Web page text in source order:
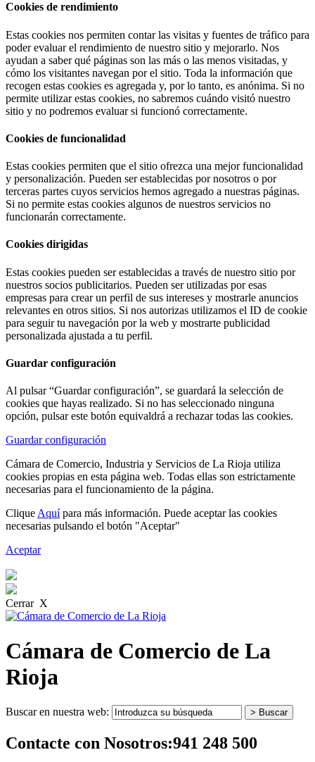
Cookies de rendimiento
Estas cookies nos permiten contar las visitas y fuentes de tráfico para
poder evaluar el rendimiento de nuestro sitio y mejorarlo. Nos
ayudan a saber qué páginas son las más o las menos visitadas, y
cómo los visitantes navegan por el sitio. Toda la información que
recogen estas cookies es agregada y, por lo tanto, es anónima. Si no
permite utilizar estas cookies, no sabremos cuándo visitó nuestro
sitio y no podremos evaluar si funcionó correctamente.
Cookies de funcionalidad
Estas cookies permiten que el sitio ofrezca una mejor funcionalidad
y personalización. Pueden ser establecidas por nosotros o por
terceras partes cuyos servicios hemos agregado a nuestras páginas.
Si no permite estas cookies algunos de nuestros servicios no
funcionarán correctamente.
Cookies dirigidas
Estas cookies pueden ser establecidas a través de nuestro sitio por
nuestros socios publicitarios. Pueden ser utilizadas por esas
empresas para crear un perfil de sus intereses y mostrarle anuncios
relevantes en otros sitios. Si nos autorizas utilizamos el ID de cookie
para seguir tu navegación por la web y mostrarte publicidad
personalizada ajustada a tu perfil.
Guardar configuración
Al pulsar “Guardar configuración”, se guardará la selección de
cookies que hayas realizado. Si no has seleccionado ninguna
opción, pulsar este botón equivaldrá a rechazar todas las cookies.
Guardar configuración
Cámara de Comercio, Industria y Servicios de La Rioja utiliza
cookies propias en esta página web. Todas ellas son estrictamente
necesarias para el funcionamiento de la página.
Clique Aquípara más información. Puede aceptar las cookies
necesarias pulsando el botón "Aceptar"
Aceptar
Cerrar X
Cámara de Comercio de La
Rioja
Buscar en nuestra web:
Contacte con Nosotros:941 248 500